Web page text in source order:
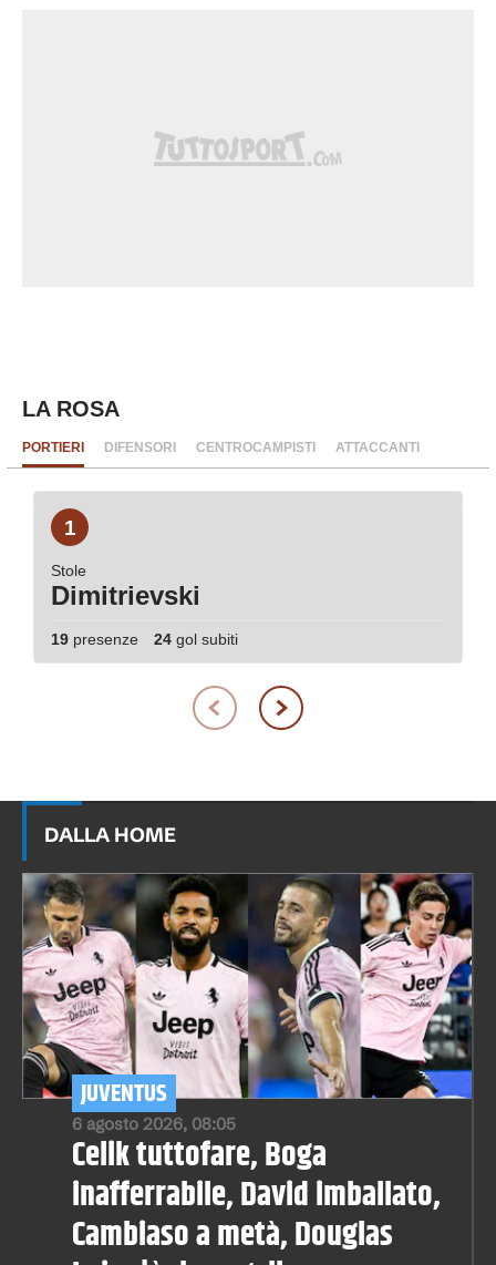
LA ROSA
PORTIERI DIFENSORI CENTROCAMPISTI ATTACCANTI
1
Stole
Dimitrievski
19 presenze 24 gol subiti
DALLA HOME
6 agosto 2026, 08:05
JUVENTUS
Celik tuttofare, Boga
inafferrabile, David imballato,
Cambiaso a metà, Douglas